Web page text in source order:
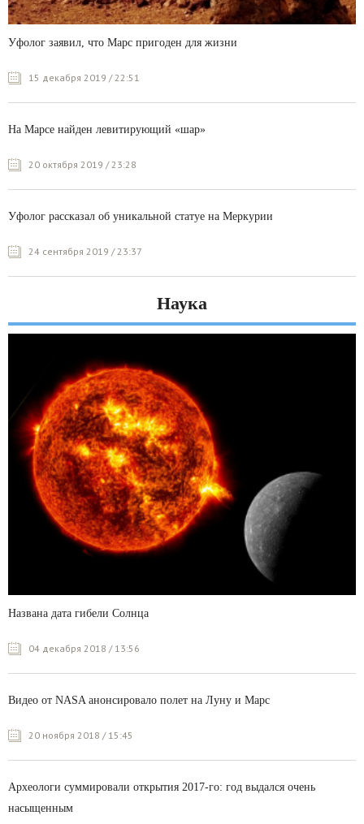
Уфолог заявил, что Марс пригоден для жизни
15 декабря 2019 / 22:51
На Марсе найден левитирующий «шар»
20 октября 2019 / 23:28
Уфолог рассказал об уникальной статуе на Меркурии
24 сентября 2019 / 23:37
Наука
Названа дата гибели Солнца
04 декабря 2018 / 13:56
Видео от NASA анонсировало полет на Луну и Марс
20 ноября 2018 / 15:45
Археологи суммировали открытия 2017-го: год выдался очень
насыщенным